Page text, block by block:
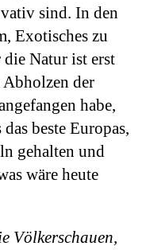
sind. In den
Exotisches zu
Natur ist erst
der
habe,
beste Europas,
gehalten und
wäre heute
Völkerschauen,